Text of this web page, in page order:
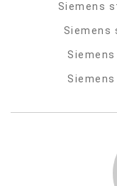
Siemens
Siemens